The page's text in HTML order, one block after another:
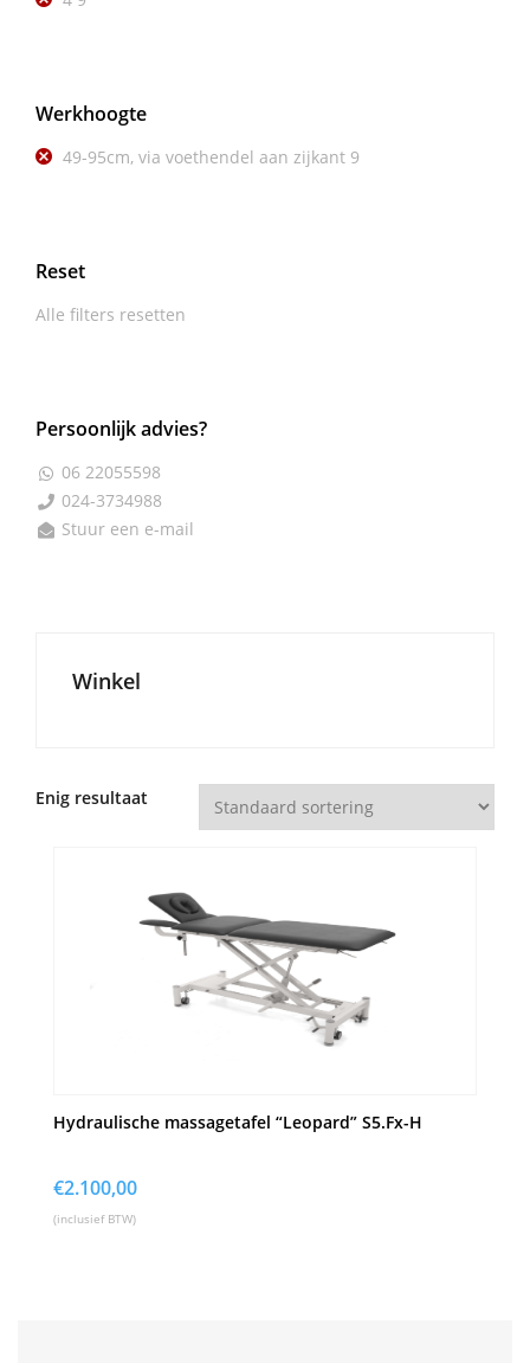
Werkhoogte
49-95cm, via voethendel aan zijkant 9
Reset
Alle filters resetten
Persoonlijk advies?
 06 22055598
 024-3734988
 Stuur een e-mail
Winkel
Enig resultaat
Hydraulische massagetafel “Leopard” S5.Fx-H
€2.100,00
(inclusief BTW)